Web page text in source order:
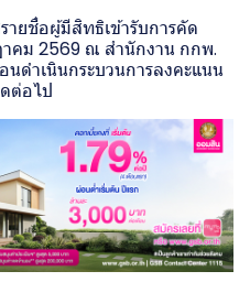
ายชื่อผู้มีสิทธิเข้ารับการคัด
าคม 2569 ณ สำนักงาน กกพ.
ดำเนินกระบวนการลงคะแนน
ต่อไป